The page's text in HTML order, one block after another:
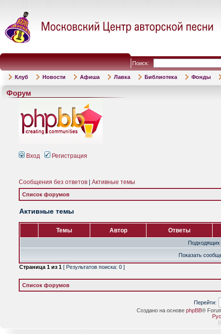
Поиск:
Клуб Новости Афиша Лавка Библиотека Фонды
Форум
Вход Регистрация
Сообщения без ответов Активные темы
Список форумов
Активные темы
Темы Автор Ответы
Подходящих
Показать
Страница 1 из 1 [ Результатов поиска: 0 ]
Список форумов
Перейти:
Создано на основе phpBB®
[